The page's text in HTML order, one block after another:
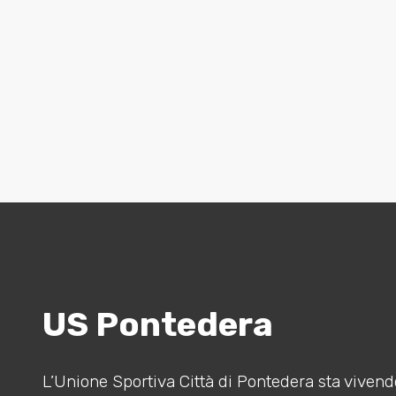
US Pontedera
L’Unione Sportiva Città di Pontedera sta